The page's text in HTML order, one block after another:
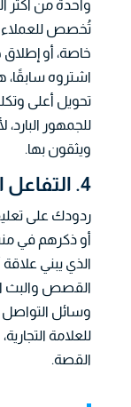
واحدة من أكثر
تُخصص للعملاء
خاصة، أو إطلاق
اشتروه سابقًا،
تحويل أعلى
للجمهور
ويثقون بها.
4. التفاعل المستمر والتقدير العلني
ردودك على
أو ذكرهم في
الذي يبني
القصص والبث
وسائل التواصل
للعلامة
القصة.